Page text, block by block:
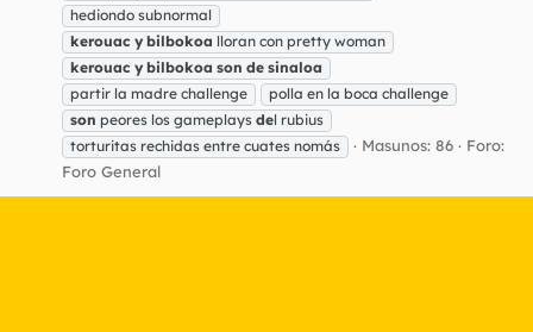
hediondo subnormal
kerouac y bilbokoa lloran con pretty woman
kerouac y bilbokoa son de sinaloa
partir la madre challenge
polla en la boca challenge
son peores los gameplays del rubius
torturitas rechidas entre cuates nomás
Masunos: 86
Foro:
Foro General